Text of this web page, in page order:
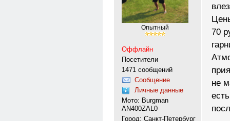
Опытный
Оффлайн
Посетители
1471 сообщений
Сообщение
Личные данные
Мото: Burgman
AN400ZAL0
Город: Санкт-Петербург
70
не